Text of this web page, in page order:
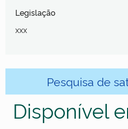
Legislação
xxx
Pesquisa de
Disponível